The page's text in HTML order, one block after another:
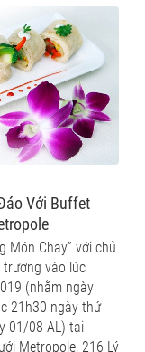
Với Buffet
Món Chay” với chủ
trương vào lúc
(nhằm ngày
21h30 ngày thứ
01/08 AL) tại
Metropole, 216 Lý